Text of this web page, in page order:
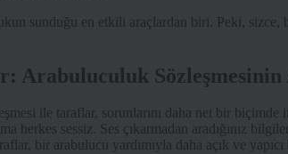
sunduğu en etkili araçlardan biri. Peki, sizce,
Arabuluculuk Sözleşmesinin
ile taraflar, sorunlarını daha net bir
herkes sessiz. Ses çıkarmadan aradığınız
bir arabulucu yardımıyla daha açık ve